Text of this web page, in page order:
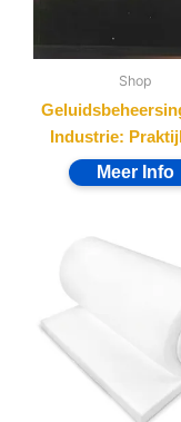
Shop
Industrie: